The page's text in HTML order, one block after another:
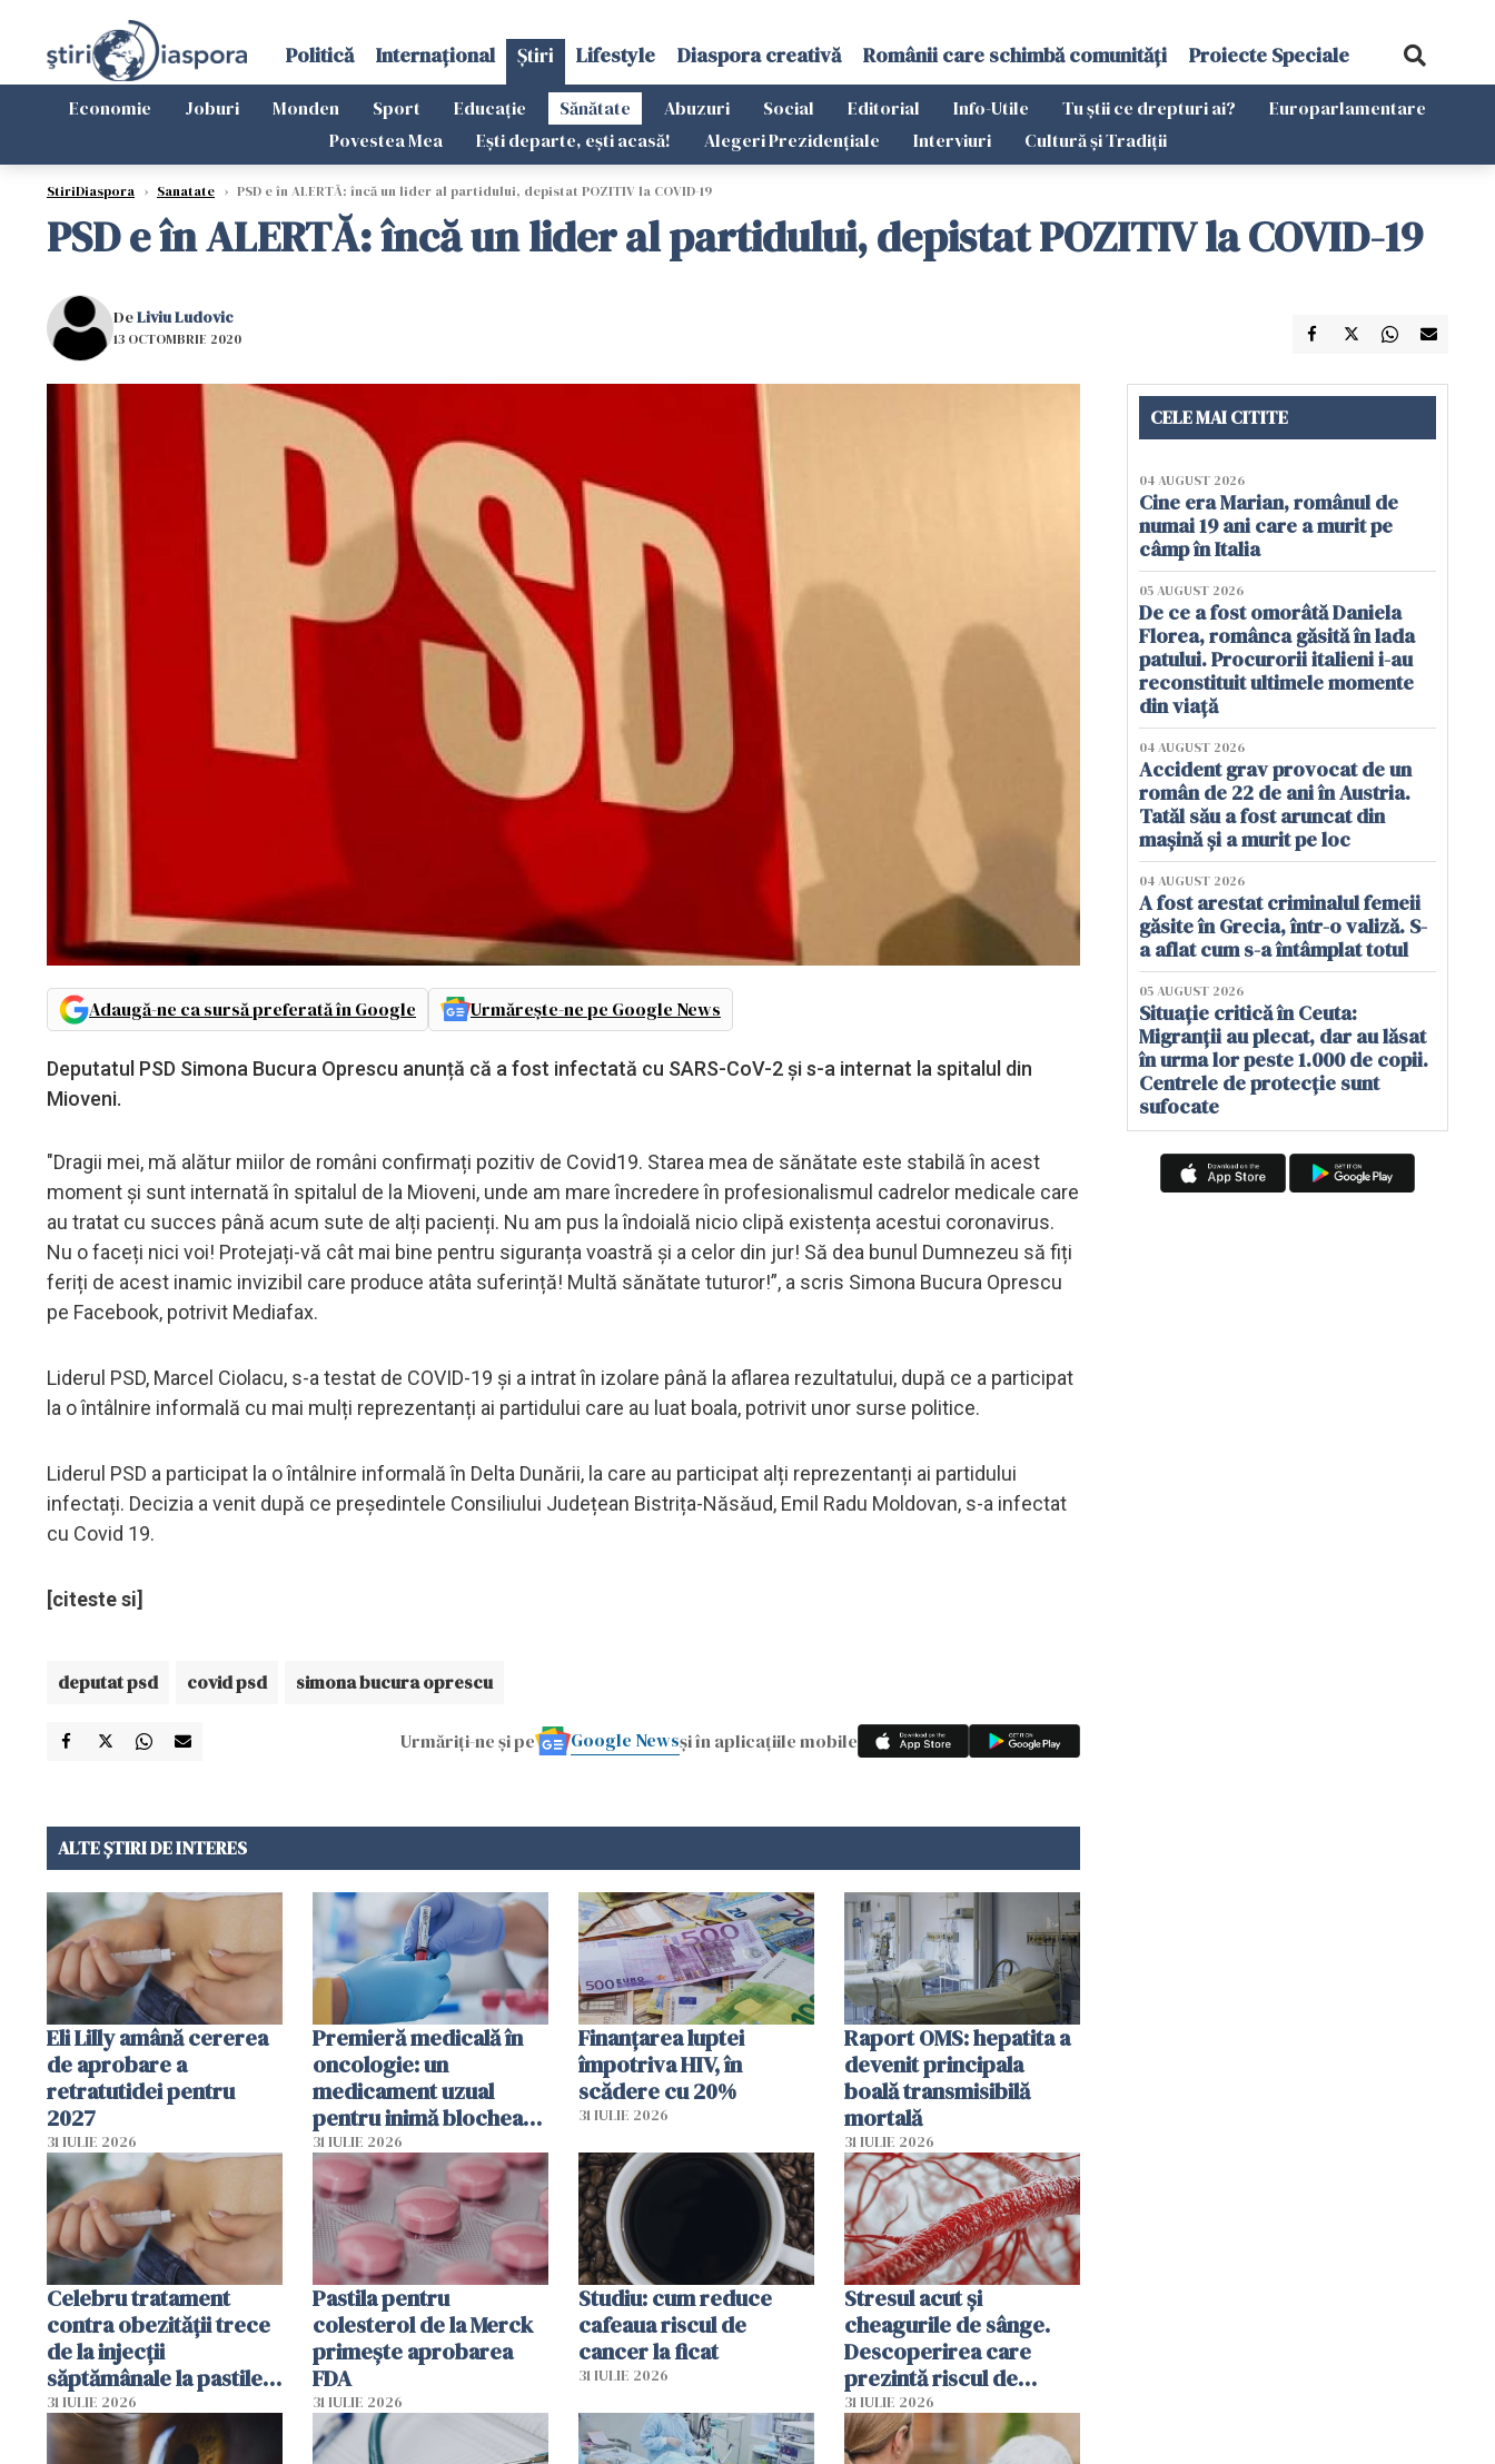
Politică Internațional Știri Lifestyle Diaspora creativă Românii care schimbă comunități Proiecte Speciale
Economie Joburi Monden Sport Educație Sănătate Abuzuri Social Editorial Info-Utile Tu știi ce drepturi ai?
Europarlamentare
Povestea Mea
Ești departe, ești acasă! Alegeri Prezidențiale Interviuri Cultură și Tradiții
StiriDiaspora › Sanatate › PSD e în ALERTĂ: încă un lider al partidului, depistat POZITIV la COVID-19
PSD e în ALERTĂ: încă un lider al partidului, depistat POZITIV la COVID-19
DeLiviu Ludovic
13 OCTOMBRIE 2020
Adaugă-ne ca sursă preferată în Google Urmărește-ne pe Google News
Deputatul PSD Simona Bucura Oprescu anunță că a fost infectată cu SARS-CoV-2 și s-a internat la spitalul din
Mioveni.
"Dragii mei, mă alătur miilor de români confirmați pozitiv de Covid19. Starea mea de sănătate este stabilă în acest
moment și sunt internată în spitalul de la Mioveni, unde am mare încredere în profesionalismul cadrelor medicale care
au tratat cu succes până acum sute de alți pacienți. Nu am pus la îndoială nicio clipă existența acestui coronavirus.
Nu o faceți nici voi! Protejați-vă cât mai bine pentru siguranța voastră și a celor din jur! Să dea bunul Dumnezeu să fiți
feriți de acest inamic invizibil care produce atâta suferință! Multă sănătate tuturor!”, a scris Simona Bucura Oprescu
pe Facebook, potrivit Mediafax.
Liderul PSD, Marcel Ciolacu, s-a testat de COVID-19 și a intrat în izolare până la aflarea rezultatului, după ce a participat
la o întâlnire informală cu mai mulți reprezentanți ai partidului care au luat boala, potrivit unor surse politice.
Liderul PSD a participat la o întâlnire informală în Delta Dunării, la care au participat alți reprezentanți ai partidului
infectați. Decizia a venit după ce președintele Consiliului Județean Bistrița-Năsăud, Emil Radu Moldovan, s-a infectat
cu Covid 19.
[citeste si]
deputat psd covid psd simona bucura oprescu
Urmăriți-ne și pe Google Newsși în aplicațiile mobile
ALTE ȘTIRI DE INTERES
Eli Lilly amână cererea
de aprobare a
retratutidei pentru
2027
31 IULIE 2026
Premieră medicală în
oncologie: un
medicament uzual
pentru inimă blochează
dezvoltarea celulelor
canceroase.
31 IULIE 2026
Finanțarea luptei
împotriva HIV, în
scădere cu 20%
31 IULIE 2026
Raport OMS: hepatita a
devenit principala
boală transmisibilă
mortală
31 IULIE 2026
Celebru tratament
contra obezității trece
de la injecții
săptămânale la pastile
zilnice
31 IULIE 2026
Pastila pentru
colesterol de la Merck
primește aprobarea
FDA
31 IULIE 2026
Studiu: cum reduce
cafeaua riscul de
cancer la ficat
31 IULIE 2026
Stresul acut și
cheagurile de sânge.
Descoperirea care
prezintă riscul de
infarct
31 IULIE 2026
CELE MAI CITITE
04 AUGUST 2026
Cine era Marian, românul de
numai 19 ani care a murit pe
câmp în Italia
05 AUGUST 2026
De ce a fost omorâtă Daniela
Florea, românca găsită în lada
patului. Procurorii italieni i-au
reconstituit ultimele momente
din viață
04 AUGUST 2026
Accident grav provocat de un
român de 22 de ani în Austria.
Tatăl său a fost aruncat din
mașină și a murit pe loc
04 AUGUST 2026
A fost arestat criminalul femeii
găsite în Grecia, într-o valiză. S-
a aflat cum s-a întâmplat totul
05 AUGUST 2026
Situație critică în Ceuta:
Migranții au plecat, dar au lăsat
în urma lor peste 1.000 de copii.
Centrele de protecție sunt
sufocate